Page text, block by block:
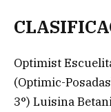
Optimist
(Optimic-
3°) Luisina